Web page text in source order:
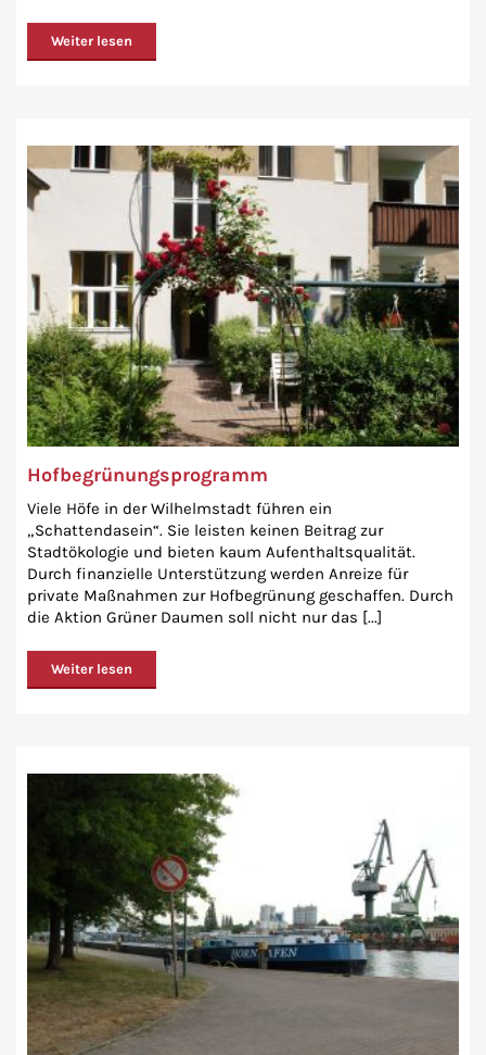
Weiter lesen
Hofbegrünungsprogramm
Viele Höfe in der Wilhelmstadt führen ein
„Schattendasein“. Sie leisten keinen Beitrag zur
Stadtökologie und bieten kaum Aufenthaltsqualität.
Durch finanzielle Unterstützung werden Anreize für
private Maßnahmen zur Hofbegrünung geschaffen. Durch
die Aktion Grüner Daumen soll nicht nur das [...]
Weiter lesen